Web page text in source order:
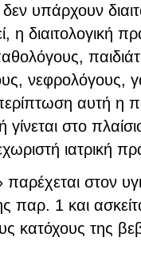
υπάρχουν
διαιτολογική
νεφρολόγους,
αυτή η
στο
ιατρική
στον
παρ. 1 και
κατόχους της